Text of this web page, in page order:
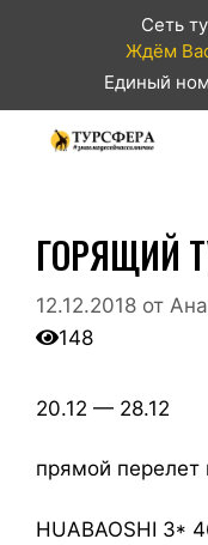
Сеть
Ждём
Единый
ГОРЯЩИЙ
12.12.2018 от
148
20.12 — 28.12
прямой
HUABAOSHI 3*